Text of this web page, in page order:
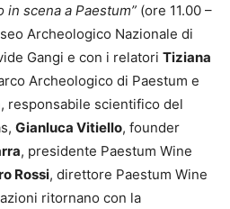
scena a Paestum” (ore 11.00 –
Archeologico Nazionale di
Gangi e con i relatori Tiziana
Archeologico di Paestum e
, responsabile scientifico del
Gianluca Vitiello, founder
, presidente Paestum Wine
Rossi, direttore Paestum Wine
ritornano con la